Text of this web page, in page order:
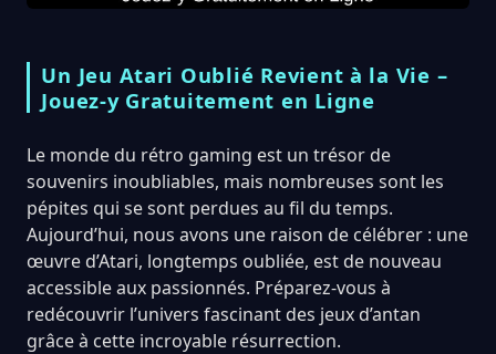
Un Jeu Atari Oublié Revient à la Vie –
Jouez-y Gratuitement en Ligne
Le monde du rétro gaming est un trésor de
souvenirs inoubliables, mais nombreuses sont les
pépites qui se sont perdues au fil du temps.
Aujourd’hui, nous avons une raison de célébrer : une
œuvre d’Atari, longtemps oubliée, est de nouveau
accessible aux passionnés. Préparez-vous à
redécouvrir l’univers fascinant des jeux d’antan
grâce à cette incroyable résurrection.